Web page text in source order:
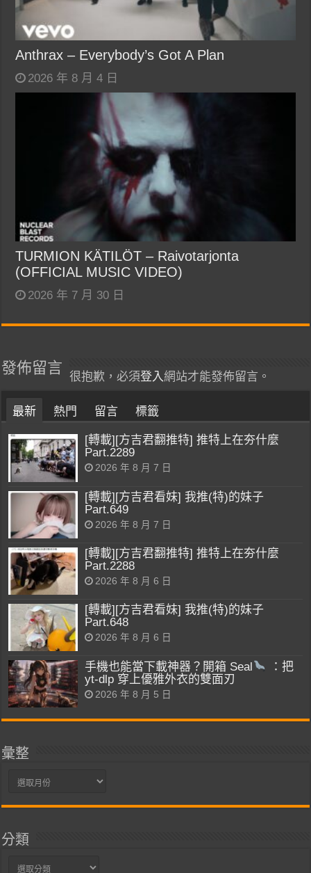
Anthrax – Everybody’s Got A Plan
2026 年 8 月 4 日
TURMION KÄTILÖT – Raivotarjonta
(OFFICIAL MUSIC VIDEO)
2026 年 7 月 30 日
發佈留言
很抱歉，必須登入網站才能發佈留言。
最新 熱門 留言 標籤
[轉載][方吉君翻推特] 推特上在夯什麼
Part.2289
2026 年 8 月 7 日
[轉載][方吉君看妹] 我推(特)的妹子
Part.649
2026 年 8 月 7 日
[轉載][方吉君翻推特] 推特上在夯什麼
Part.2288
2026 年 8 月 6 日
[轉載][方吉君看妹] 我推(特)的妹子
Part.648
2026 年 8 月 6 日
手機也能當下載神器？開箱 Seal
：把
yt-dlp 穿上優雅外衣的雙面刃
2026 年 8 月 5 日
彙整
彙
分類
分